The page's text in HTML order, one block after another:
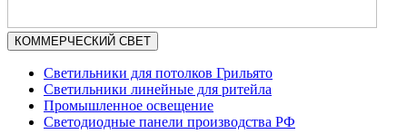
КОММЕРЧЕСКИЙ СВЕТ
Светильники для потолков Грильято
Светильники линейные для ритейла
Промышленное освещение
Светодиодные панели производства РФ